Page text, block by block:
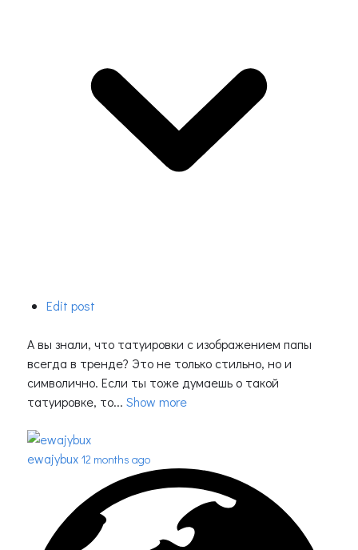
Edit post
А вы знали, что татуировки с изображением папы
всегда в тренде? Это не только стильно, но и
символично. Если ты тоже думаешь о такой
татуировке, то... Show more
ewajybux 12 months ago